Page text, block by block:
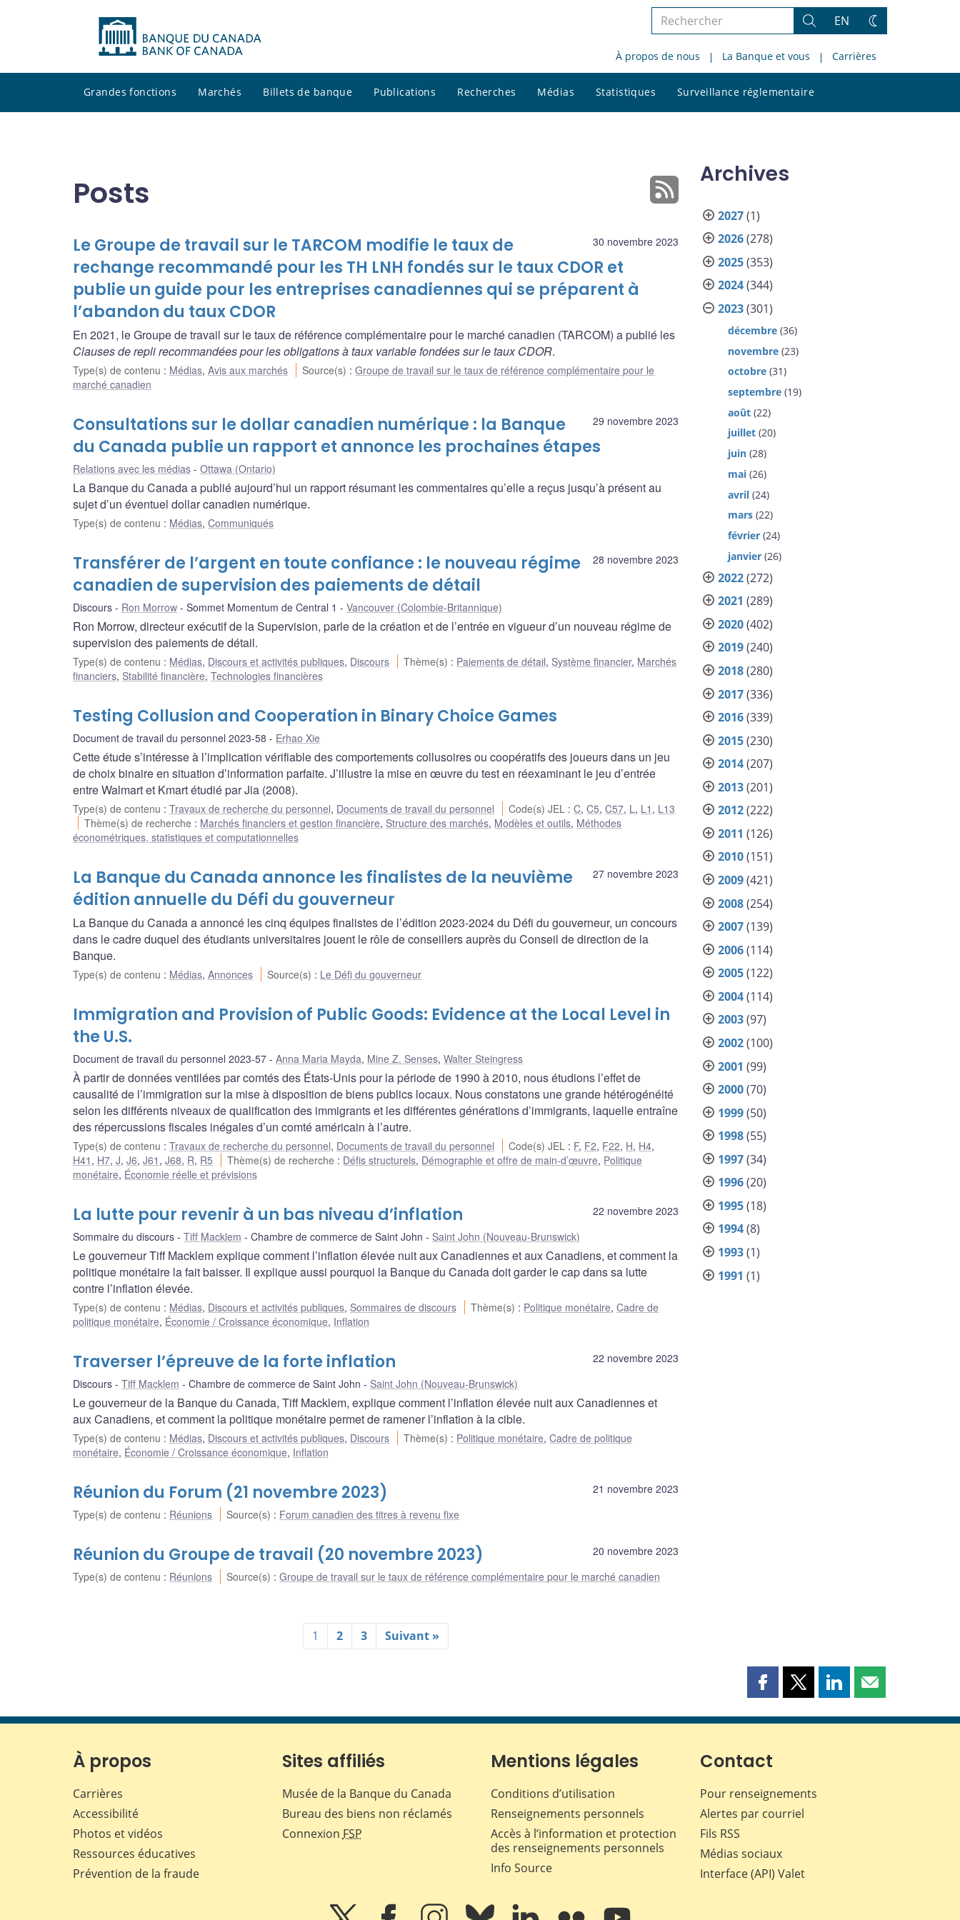
Rechercher
le
site
Rechercher
EN
Changez
thème
À propos de nous La Banque et vous Carrières
Grandes fonctions Marchés Billets de banque Publications Recherches Médias Statistiques Surveillance réglementaire
le
Posts
30 novembre 2023
Le Groupe de travail sur le TARCOM modifie le taux de
rechange recommandé pour les TH LNH fondés sur le taux CDOR et
publie un guide pour les entreprises canadiennes qui se préparent à
l’abandon du taux CDOR
En 2021, le Groupe de travail sur le taux de référence complémentaire pour le marché canadien (TARCOM) a publié les
Clauses de repli recommandées pour les obligations à taux variable fondées sur le taux CDOR.
Type(s) de contenu : Médias, Avis aux marchés Source(s) :Groupe de travail sur le taux de référence complémentaire pour le
marché canadien
29 novembre 2023
Consultations sur le dollar canadien numérique : la Banque
du Canada publie un rapport et annonce les prochaines étapes
Relations avec les médias Ottawa (Ontario)
La Banque du Canada a publié aujourd’hui un rapport résumant les commentaires qu’elle a reçus jusqu’à présent au
sujet d’un éventuel dollar canadien numérique.
Type(s) de contenu : Médias, Communiqués
28 novembre 2023
Transférer de l’argent en toute confiance : le nouveau régime
canadien de supervision des paiements de détail
Discours Ron Morrow Sommet Momentum de Central 1 Vancouver (Colombie-Britannique)
Ron Morrow, directeur exécutif de la Supervision, parle de la création et de l’entrée en vigueur d’un nouveau régime de
supervision des paiements de détail.
Type(s) de contenu : Médias, Discours et activités publiques, Discours Thème(s) : Paiements de détail, Système financier, Marchés
financiers, Stabilité financière, Technologies financières
Testing Collusion and Cooperation in Binary Choice Games
Document de travail du personnel 2023-58 Erhao Xie
Cette étude s’intéresse à l’implication vérifiable des comportements collusoires ou coopératifs des joueurs dans un jeu
de choix binaire en situation d’information parfaite. J’illustre la mise en œuvre du test en réexaminant le jeu d’entrée
entre Walmart et Kmart étudié par Jia (2008).
Type(s) de contenu : Travaux de recherche du personnel, Documents de travail du personnel Code(s) JEL :C,C5,C57, L, L1 , L13
Thème(s) de recherche : Marchés financiers et gestion financière, Structure des marchés, Modèles et outils, Méthodes
économétriques, statistiques et computationnelles
27 novembre 2023
La Banque du Canada annonce les finalistes de la neuvième
édition annuelle du Défi du gouverneur
La Banque du Canada a annoncé les cinq équipes finalistes de l’édition 2023-2024 du Défi du gouverneur, un concours
dans le cadre duquel des étudiants universitaires jouent le rôle de conseillers auprès du Conseil de direction de la
Banque.
Type(s) de contenu : Médias, Annonces Source(s) : Le Défi du gouverneur
Immigration and Provision of Public Goods: Evidence at the Local Level in
the U.S.
Document de travail du personnel 2023-57 Anna Maria Mayda, Mine Z. Senses, Walter Steingress
À partir de données ventilées par comtés des États-Unis pour la période de 1990 à 2010, nous étudions l’effet de
causalité de l’immigration sur la mise à disposition de biens publics locaux. Nous constatons une grande hétérogénéité
selon les différents niveaux de qualification des immigrants et les différentes générations d’immigrants, laquelle entraîne
des répercussions fiscales inégales d’un comté américain à l’autre.
Type(s) de contenu : Travaux de recherche du personnel, Documents de travail du personnel Code(s) JEL : F, F2, F22, H, H4,
H41 , H7, J, J6, J61 , J68, R, R5 Thème(s) de recherche : Défis structurels, Démographie et offre de main-d’œuvre, Politique
monétaire, Économie réelle et prévisions
22 novembre 2023
La lutte pour revenir à un bas niveau d’inflation
Sommaire du discours Tiff Macklem Chambre de commerce de Saint John Saint John (Nouveau-Brunswick)
Le gouverneur Tiff Macklem explique comment l’inflation élevée nuit aux Canadiennes et aux Canadiens, et comment la
politique monétaire la fait baisser. Il explique aussi pourquoi la Banque du Canada doit garder le cap dans sa lutte
contre l’inflation élevée.
Type(s) de contenu : Médias, Discours et activités publiques, Sommaires de discours Thème(s) : Politique monétaire,Cadre de
politique monétaire, Économie / Croissance économique, Inflation
22 novembre 2023
Traverser l’épreuve de la forte inflation
Discours Tiff Macklem Chambre de commerce de Saint John Saint John (Nouveau-Brunswick)
Le gouverneur de la Banque du Canada, Tiff Macklem, explique comment l’inflation élevée nuit aux Canadiennes et
aux Canadiens, et comment la politique monétaire permet de ramener l’inflation à la cible.
Type(s) de contenu : Médias, Discours et activités publiques, Discours Thème(s) : Politique monétaire,Cadre de politique
monétaire, Économie / Croissance économique, Inflation
21 novembre 2023
Réunion du Forum (21 novembre 2023)
Type(s) de contenu : Réunions Source(s) : Forum canadien des titres à revenu fixe
20 novembre 2023
Réunion du Groupe de travail (20 novembre 2023)
Type(s) de contenu : Réunions Source(s) :Groupe de travail sur le taux de référence complémentaire pour le marché canadien
1 2 3 Suivant »
Archives
2027(1)
2026(278)
2025(353)
2024(344)
2023(301)
décembre (36)
novembre (23)
octobre (31)
septembre (19)
août (22)
juillet (20)
juin (28)
mai (26)
avril (24)
mars (22)
février (24)
janvier (26)
2022(272)
2021 (289)
2020(402)
2019(240)
2018(280)
2017(336)
2016(339)
2015(230)
2014(207)
2013(201)
2012(222)
2011 (126)
2010(151)
2009(421)
2008(254)
2007(139)
2006(114)
2005(122)
2004(114)
2003(97)
2002(100)
2001 (99)
2000(70)
1999(50)
1998(55)
1997(34)
1996(20)
1995(18)
1994(8)
1993(1)
1991 (1)
Partager
page
Facebook
Partager
page
Partager
page
Partager
page
À propos
Carrières
Accessibilité
Photos et vidéos
Ressources éducatives
Prévention de la fraude
Sites affiliés
Musée de la Banque du Canada
Bureau des biens non réclamés
Connexion FSP
Mentions légales
Conditions d’utilisation
Renseignements personnels
Accès à l’information et protection
des renseignements personnels
Info Source
Contact
Pour renseignements
Alertes par courriel
Fils RSS
Médias sociaux
Interface (API) Valet